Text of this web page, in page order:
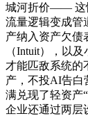
城河折价—— 这
流量逻辑变成管
产纳入资产欠债
（Intuit），以
才能匹敌系统的
产，不投AI告白
满兑现了轻资产
企业还通过两层